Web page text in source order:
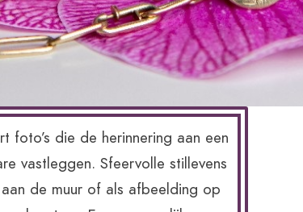
foto’s die de herinnering aan een
vastleggen. Sfeervolle stillevens
de muur of als afbeelding op